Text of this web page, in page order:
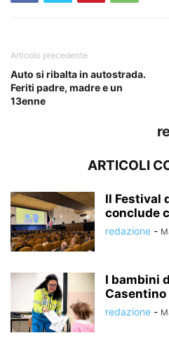
Articolo precedente
Auto si ribalta in autostrada.
Feriti padre, madre e un
13enne
ARTICOLI
Il Festival
conclude
redazione -
I bambini
Casentino
redazione -